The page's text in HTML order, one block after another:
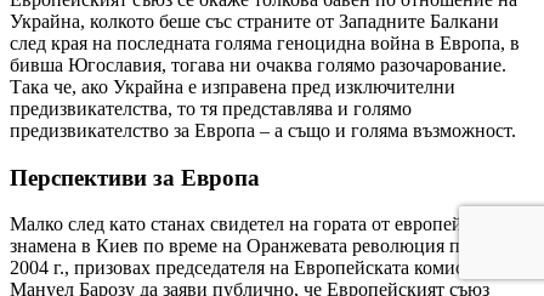
Украйна, колкото беше със страните от Западните Балкани
след края на последната голяма геноцидна война в Европа, в
бивша Югославия, тогава ни очаква голямо разочарование.
Така че, ако Украйна е изправена пред изключителни
предизвикателства, то тя представлява и голямо
предизвикателство за Европа – а също и голяма възможност.
Перспективи за Европа
Малко след като станах свидетел на гората от европейски
знамена в Киев по време на Оранжевата революция през
2004 г., призовах председателя на Европейската комисия Жозе
Мануел Барозу да заяви публично, че Европейският съюз